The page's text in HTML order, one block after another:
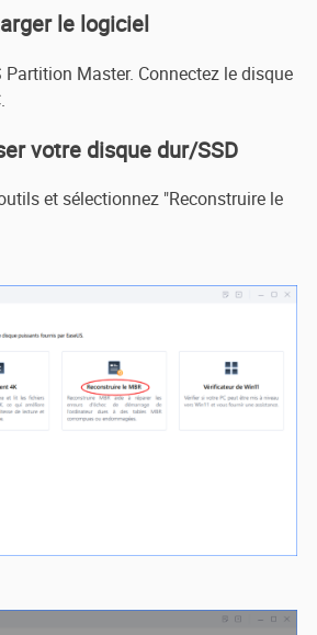
le logiciel
Partition Master. Connectez le disque
votre disque dur/SSD
et sélectionnez "Reconstruire le